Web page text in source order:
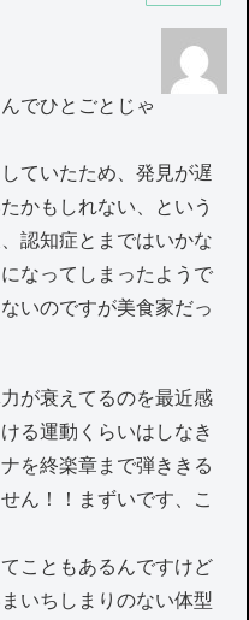
でひとごとじゃ
ていたため、発見が遅
かもしれない、という
認知症とまではいかな
なってしまったようで
いのですが美食家だっ
が衰えてるのを最近感
る運動くらいはしなき
を終楽章まで弾ききる
ん！！まずいです、こ
こともあるんですけど
いちしまりのない体型